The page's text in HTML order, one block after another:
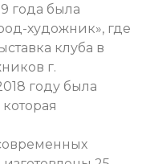
года была
художник», где
клуба в
г.
году была